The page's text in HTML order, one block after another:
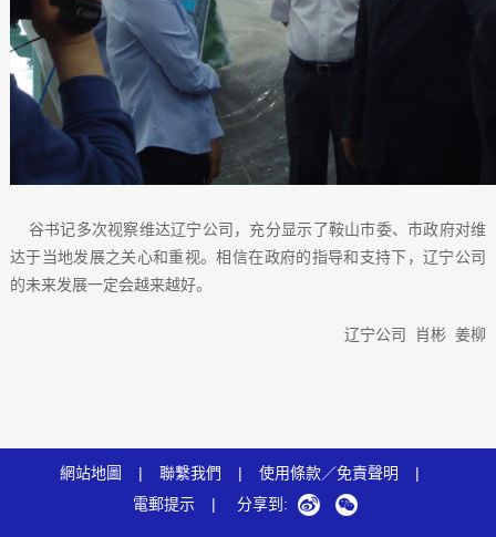
谷书记多次视察维达辽宁公司，充分显示了鞍山市委、市政府对维
达于当地发展之关心和重视。相信在政府的指导和支持下，辽宁公司
的未来发展一定会越来越好。
辽宁公司 肖彬 姜柳
網站地圖 | 聯繫我們 | 使用條款／免責聲明
|
電郵提示
| 分享到: